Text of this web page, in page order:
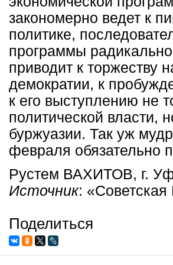
закономерно ведет к
политике,
программы
приводит к торжеству
демократии, к
к его выступлению не
политической власти,
буржуазии. Так уж
февраля обязательно
Рустем ВАХИТОВ, г.
Источник: «Советская
Поделиться